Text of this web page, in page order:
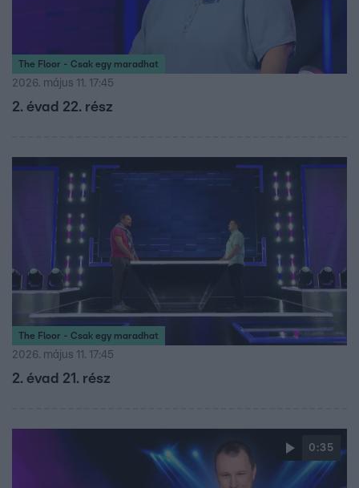
The Floor - Csak egy maradhat
2026. május 11. 17:45
2. évad 22. rész
The Floor - Csak egy maradhat
2026. május 11. 17:45
2. évad 21. rész
0:35